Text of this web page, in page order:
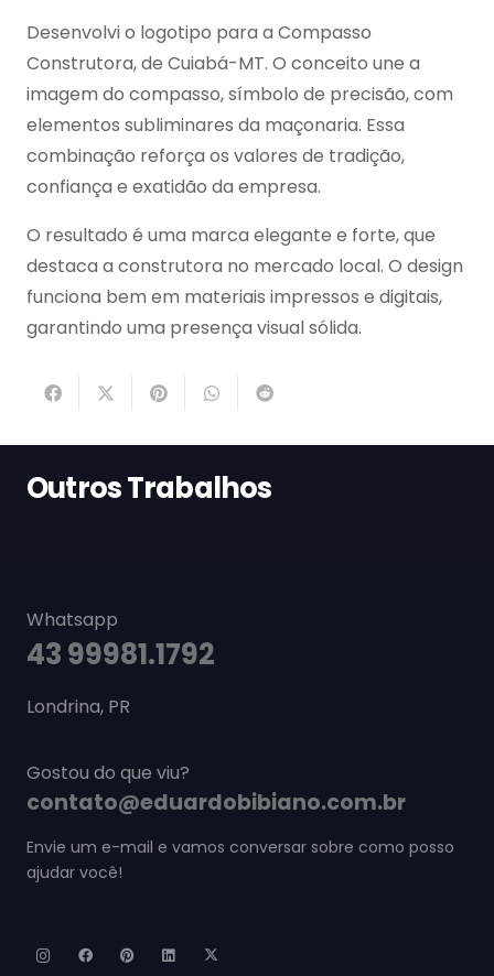
Desenvolvi o logotipo para a Compasso
Construtora, de Cuiabá-MT. O conceito une a
imagem do compasso, símbolo de precisão, com
elementos subliminares da maçonaria. Essa
combinação reforça os valores de tradição,
confiança e exatidão da empresa.
O resultado é uma marca elegante e forte, que
destaca a construtora no mercado local. O design
funciona bem em materiais impressos e digitais,
garantindo uma presença visual sólida.
Outros Trabalhos
Whatsapp
43 99981.1792
Londrina, PR
Gostou do que viu?
contato@eduardobibiano.com.br
Envie um e-mail e vamos conversar sobre como posso
ajudar você!